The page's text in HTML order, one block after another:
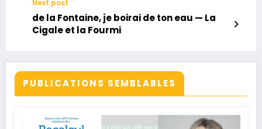
Next post
de la Fontaine, je boirai de ton eau — La
Cigale et la Fourmi
PUBLICATIONS SEMBLABLES